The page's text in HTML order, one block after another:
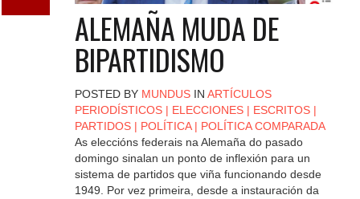
ALEMAÑA MUDA DE
BIPARTIDISMO
POSTED BY MUNDUSIN ARTÍCULOS
PERIODÍSTICOS| ELECCIONES| ESCRITOS|
PARTIDOS| POLÍTICA| POLÍTICA COMPARADA
As eleccións federais na Alemaña do pasado
domingo sinalan un ponto de inflexión para un
sistema de partidos que viña funcionando desde
1949. Por vez primeira, desde a instauración da